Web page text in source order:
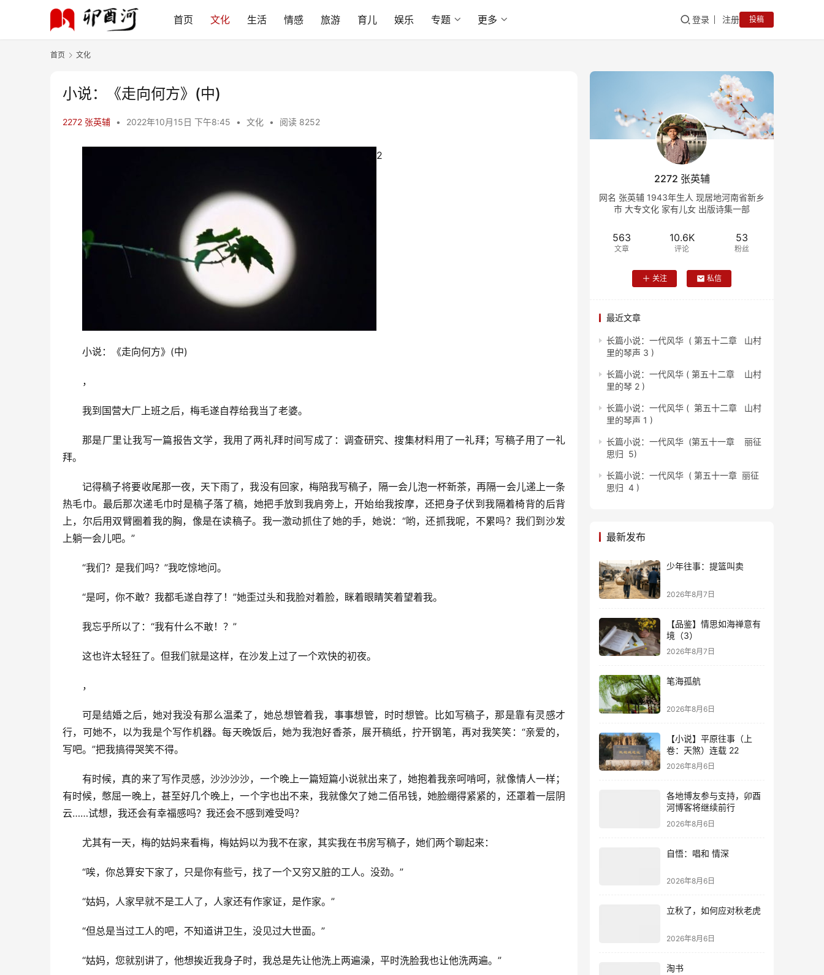
首页 文化 生活 情感 旅游 育儿 娱乐 专题 更多 登录 注册 投稿
首页 文化
小说：《走向何方》(中)
2272 张英辅 • 2022年10月15日 下午8:45 • 文化 • 阅读 8252
2
小说：《走向何方》(中)
，
我到国营大厂上班之后，梅毛遂自荐给我当了老婆。
那是厂里让我写一篇报告文学，我用了两礼拜时间写成了：调查研究、搜集材料用了一礼拜；写稿子用了一礼
拜。
记得稿子将要收尾那一夜，天下雨了，我没有回家，梅陪我写稿子，隔一会儿泡一杯新茶，再隔一会儿递上一条
热毛巾。最后那次递毛巾时是稿子落了稿，她把手放到我肩旁上，开始绐我按摩，还把身子伏到我隔着椅背的后背
上，尔后用双臂圈着我的胸，像是在读稿子。我一激动抓住了她的手，她说：“哟，还抓我呢，不累吗？我们到沙发
上躺一会儿吧。”
“我们？是我们吗？”我吃惊地问。
“是呵，你不敢？我都毛遂自荐了！”她歪过头和我脸对着脸，眯着眼睛笑着望着我。
我忘乎所以了：“我有什么不敢！？”
这也许太轻狂了。但我们就是这样，在沙发上过了一个欢快的初夜。
，
可是结婚之后，她对我没有那么温柔了，她总想管着我，事事想管，时时想管。比如写稿子，那是靠有灵感才
行，可她不，以为我是个写作机器。每天晚饭后，她为我泡好香茶，展开稿纸，拧开钢笔，再对我笑笑：“亲爱的，
写吧。”把我搞得哭笑不得。
有时候，真的来了写作灵感，沙沙沙沙，一个晚上一篇短篇小说就出来了，她抱着我亲呵啃呵，就像情人一样；
有时候，憋屈一晚上，甚至好几个晚上，一个字也出不来，我就像欠了她二佰吊钱，她脸绷得紧紧的，还罩着一层阴
云……试想，我还会有幸福感吗？我还会不感到难受吗？
尤其有一天，梅的姑妈来看梅，梅姑妈以为我不在家，其实我在书房写稿子，她们两个聊起来：
“唉，你总算安下家了，只是你有些亏，找了一个又穷又脏的工人。没劲。”
“姑妈，人家早就不是工人了，人家还有作家证，是作家。”
“但总是当过工人的吧，不知道讲卫生，没见过大世面。”
“姑妈，您就别讲了，他想挨近我身子时，我总是先让他洗上两遍澡，平时洗脸我也让他洗两遍。”
2272 张英辅
网名 张英辅 1943年生人 现居地河南省新乡
市 大专文化 家有儿女 出版诗集一部
563
文章
10.6K
评论
53
粉丝
关注 私信
最近文章
长篇小说：一代风华 ( 第五十二章 山村
里的琴声 3 )
长篇小说：一代风华 ( 第五十二章 山村
里的琴 2 )
长篇小说：一代风华 ( 第五十二章 山村
里的琴声 1 )
长篇小说：一代风华 (第五十一章 丽征
思归 5)
长篇小说：一代风华 ( 第五十一章 丽征
思归 4 )
最新发布
少年往事：提篮叫卖
2026年8月7日
【品鉴】情思如海禅意有
境（3）
2026年8月7日
笔海孤航
2026年8月6日
【小说】平原往事（上
卷：天煞）连载 22
2026年8月6日
各地博友参与支持，卯酉
河博客将继续前行
2026年8月6日
自悟：唱和 情深
2026年8月6日
立秋了，如何应对秋老虎
2026年8月6日
淘书